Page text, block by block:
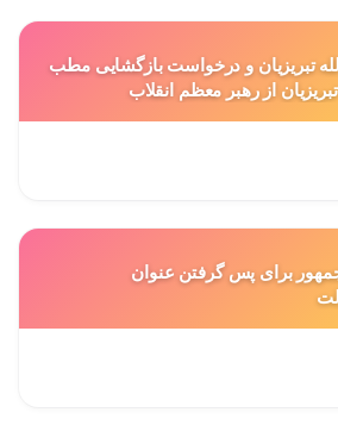
تبریزیان و درخواست بازگشایی مطب
انقلاب
برای پس گرفتن عنوان